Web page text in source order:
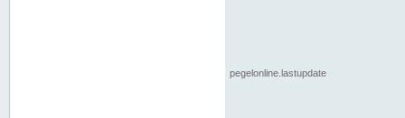
pegelonline.lastupdate